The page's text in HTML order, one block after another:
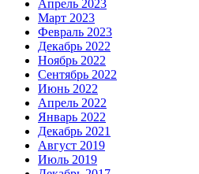
Апрель 2023
Март 2023
Февраль 2023
Декабрь 2022
Ноябрь 2022
Сентябрь 2022
Июнь 2022
Апрель 2022
Январь 2022
Декабрь 2021
Август 2019
Июль 2019